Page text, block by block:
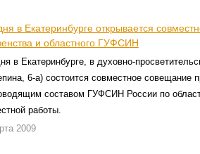
в Екатеринбурге открывается
и областного ГУФСИН
в Екатеринбурге, в духовно-
6-а) состоится совместное совещание
составом ГУФСИН России по
работы.
2009